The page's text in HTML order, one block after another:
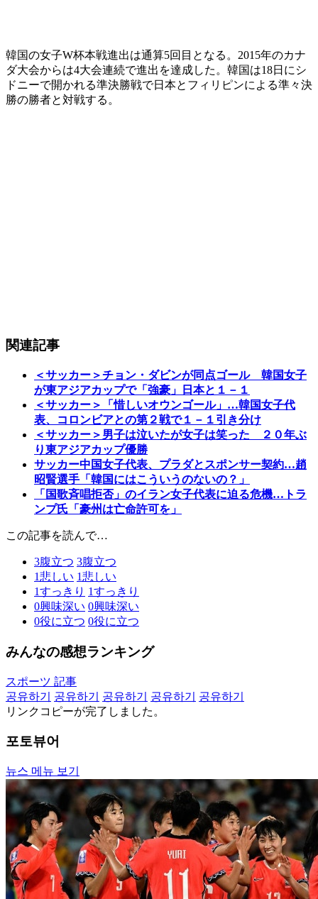
韓国の女子W杯本戦進出は通算5回目となる。2015年のカナ
ダ大会からは4大会連続で進出を達成した。韓国は18日にシ
ドニーで開かれる準決勝戦で日本とフィリピンによる準々決
勝の勝者と対戦する。
関連記事
＜サッカー＞チョン・ダビンが同点ゴール 韓国女子
が東アジアカップで「強豪」日本と１－１
＜サッカー＞「惜しいオウンゴール」…韓国女子代
表、コロンビアとの第２戦で１－１引き分け
＜サッカー＞男子は泣いたが女子は笑った ２０年ぶ
り東アジアカップ優勝
サッカー中国女子代表、プラダとスポンサー契約…趙
昭賢選手「韓国にはこういうのないの？」
「国歌斉唱拒否」のイラン女子代表に迫る危機…トラ
ンプ氏「豪州は亡命許可を」
この記事を読んで…
3腹立つ 3腹立つ
1悲しい 1悲しい
1すっきり 1すっきり
0興味深い 0興味深い
0役に立つ 0役に立つ
みんなの感想ランキング
スポーツ 記事
공유하기
공유하기 공유하기 공유하기
공유하기
リンクコピーが完了しました。
포토뷰어
뉴스 메뉴 보기